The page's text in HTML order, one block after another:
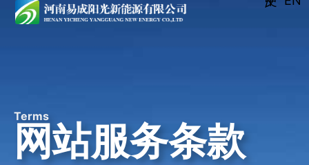
Terms
网站服务条款